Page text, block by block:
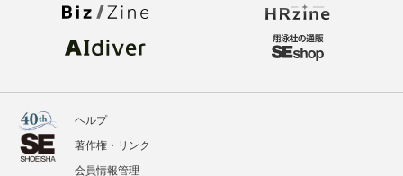
ヘルプ
著作権・リンク
会員情報管理